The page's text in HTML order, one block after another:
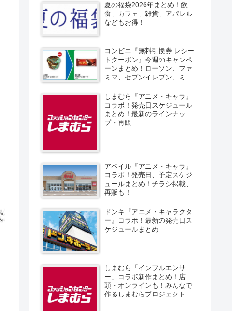
夏の福袋2026年まとめ！飲
食、カフェ、雑貨、アパレル
などもお得！
コンビニ『無料引換券 レシー
トクーポン』今週のキャンペ
ーンまとめ！ローソン、ファ
ミマ、セブンイレブン、ミニ
しまむら『アニメ・キャラ』
コラボ！発売日スケジュール
まとめ！最新のラインナッ
プ・再販
アベイル『アニメ・キャラ』
コラボ！発売日、予定スケジ
ュールまとめ！チラシ掲載、
再販も！
ドンキ『アニメ・キャラクタ
ー』コラボ！最新の発売日ス
ケジュールまとめ
しまむら「インフルエンサ
ー」コラボ新作まとめ！店
頭・オンラインも！みんなで
作るしまむらプロジェクト！